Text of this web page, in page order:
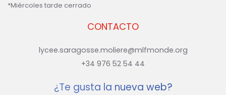
CONTACTO
lycee.saragosse.moliere@mlfmonde.org
+34 976 52 54 44
*Miércoles tarde cerrado
¿Te gusta la nueva web?